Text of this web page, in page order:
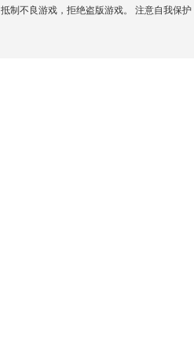
抵制不良游戏，拒绝盗版游戏。 注意自我保